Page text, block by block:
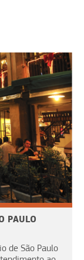
PAULO
de São Paulo